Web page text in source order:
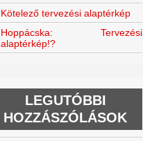
Kötelező tervezési alaptérkép
Hoppácska: Tervezési
alaptérkép!?
LEGUTÓBBI
HOZZÁSZÓLÁSOK